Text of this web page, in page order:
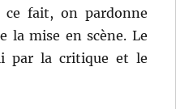
fait, on pardonne
la mise en scène. Le
par la critique et le